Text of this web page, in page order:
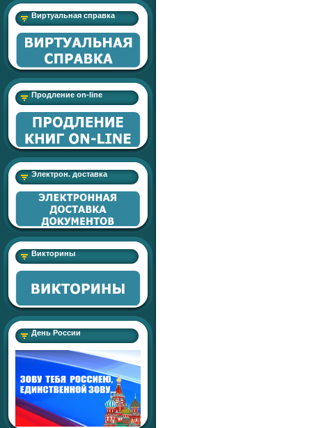
Виртуальная справка
Продление on-line
Электрон. доставка
Викторины
День России